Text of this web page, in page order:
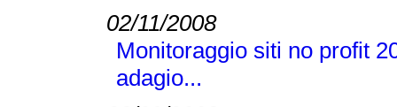
02/11/2008
Monitoraggio siti no profit
adagio...